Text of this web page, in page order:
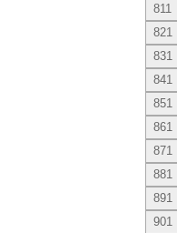
811
821
831
841
851
861
871
881
891
901